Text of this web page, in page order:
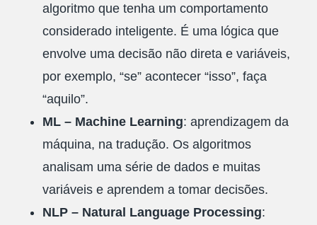
algoritmo que tenha um comportamento
considerado inteligente. É uma lógica que
envolve uma decisão não direta e variáveis,
por exemplo, “se” acontecer “isso”, faça
“aquilo”.
ML – Machine Learning: aprendizagem da
máquina, na tradução. Os algoritmos
analisam uma série de dados e muitas
variáveis e aprendem a tomar decisões.
NLP – Natural Language Processing: